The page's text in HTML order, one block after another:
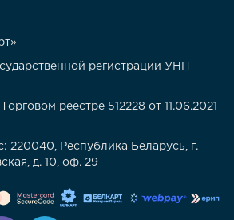
регистрации УНП
реестре 512228 от 11.06.2021
220040, Республика Беларусь, г.
д. 10, оф. 29